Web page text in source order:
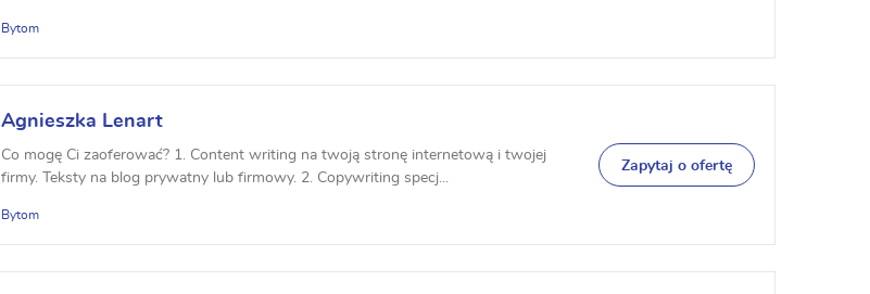
Bytom
Agnieszka Lenart
Co mogę Ci zaoferować? 1. Content writing na twoją stronę internetową i twojej
firmy. Teksty na blog prywatny lub firmowy. 2. Copywriting specj...
Bytom
Zapytaj o ofertę